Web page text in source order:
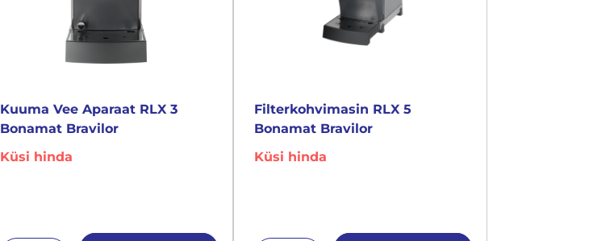
Kuuma Vee Aparaat RLX 3
Bonamat Bravilor
Küsi hinda
Filterkohvimasin RLX 5
Bonamat Bravilor
Küsi hinda